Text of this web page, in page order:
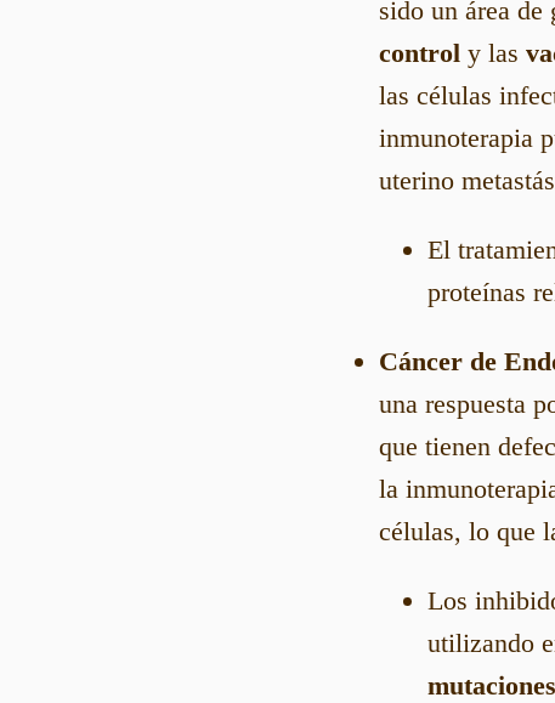
sido un área
control y las
las células
inmunoterapia
uterino
El
proteínas
Cáncer de
una respuesta
que tienen
la
células, lo que
Los
utilizando